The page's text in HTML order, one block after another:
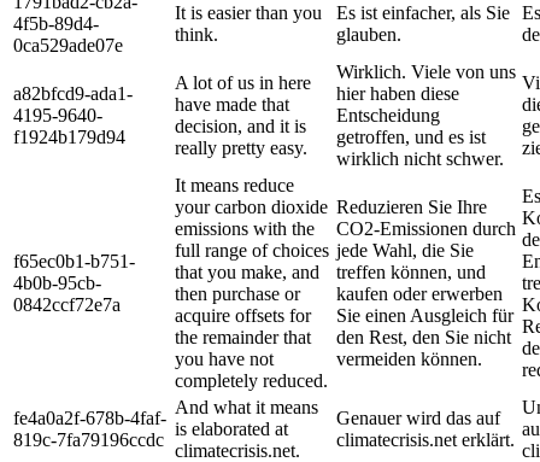
4f5b-89d4-
0ca529ade07e
It is easier than you
think.
Es ist einfacher, als Sie
glauben.
a82bfcd9-ada1-
4195-9640-
f1924b179d94
A lot of us in here
have made that
decision, and it is
really pretty easy.
Wirklich. Viele von uns
hier haben diese
Entscheidung
getroffen, und es ist
wirklich nicht schwer.
f65ec0b1-b751-
4b0b-95cb-
0842ccf72e7a
It means reduce
your carbon dioxide
emissions with the
full range of choices
that you make, and
then purchase or
acquire offsets for
the remainder that
you have not
completely reduced.
Reduzieren Sie Ihre
CO2-Emissionen durch
jede Wahl, die Sie
treffen können, und
kaufen oder erwerben
Sie einen Ausgleich für
den Rest, den Sie nicht
vermeiden können.
fe4a0a2f-678b-4faf-
819c-7fa79196ccdc
And what it means
is elaborated at
climatecrisis.net.
Genauer wird das auf
climatecrisis.net erklärt.